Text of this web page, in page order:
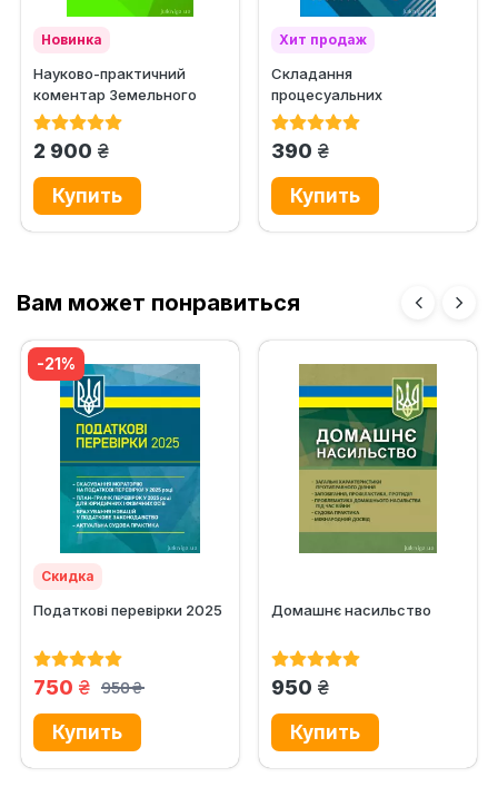
Новинка
Науково-практичний
коментар Земельного
кодексу України
2 900 грн.
Хит продаж
Складання
процесуальних
документів з цивільних,
390 грн.
Вам может понравиться
Скидка
Податкові перевірки 2025
-21%
950
грн.
750 грн.
Домашнє насильство
950 грн.